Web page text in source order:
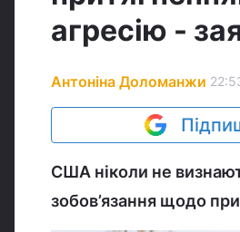
агресію -
Антоніна Доломанжи
США ніколи не
зобов’язання щодо